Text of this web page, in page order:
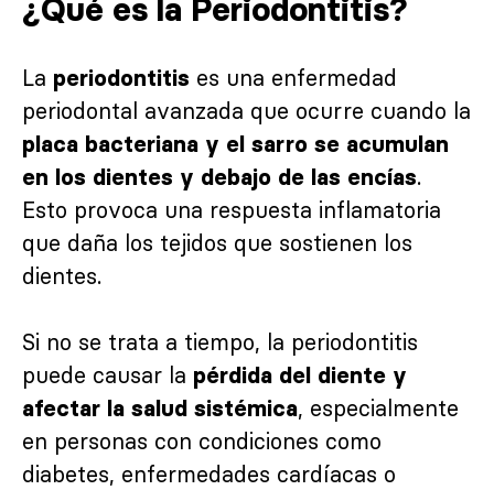
¿Qué es la Periodontitis?
La periodontitis es una enfermedad
periodontal avanzada que ocurre cuando la
placa bacteriana y el sarro se acumulan
en los dientes y debajo de las encías.
Esto provoca una respuesta inflamatoria
que daña los tejidos que sostienen los
dientes.
Si no se trata a tiempo, la periodontitis
puede causar la pérdida del diente y
afectar la salud sistémica, especialmente
en personas con condiciones como
diabetes, enfermedades cardíacas o